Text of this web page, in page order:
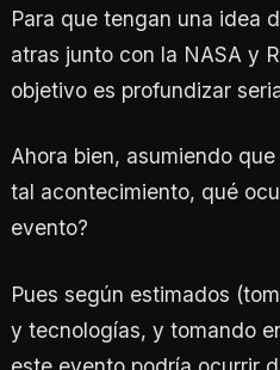
Para que tengan una idea
atras junto con la NASA y
objetivo es profundizar
Ahora bien, asumiendo
tal acontecimiento, qué
evento?
Pues según estimados
y tecnologías, y tomando